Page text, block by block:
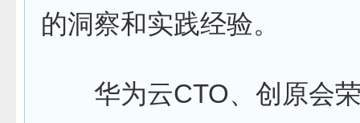
的洞察和实践经验。
华为云CTO、创原会荣